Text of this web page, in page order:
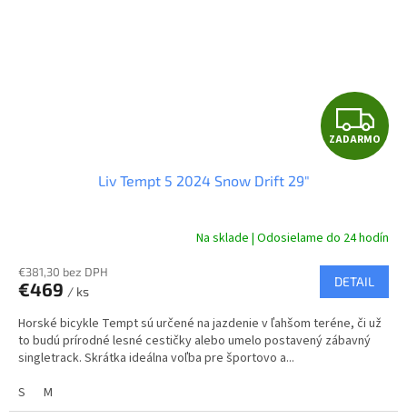
Z
A
A
R
M
ZADARMO
Liv Tempt 5 2024 Snow Drift 29"
Na sklade | Odosielame do 24 hodín
€381,30 bez DPH
€469 / ks
DETAIL
Horské bicykle Tempt sú určené na jazdenie v ľahšom teréne, či už
to budú prírodné lesné cestičky alebo umelo postavený zábavný
singletrack. Skrátka ideálna voľba pre športovo a...
S
M